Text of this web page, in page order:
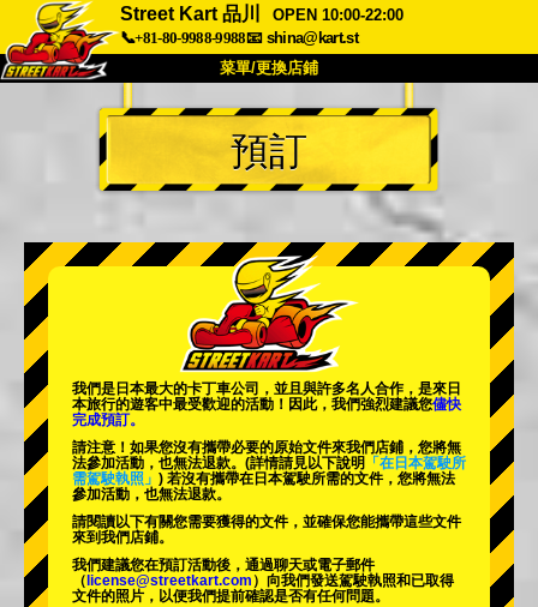
Street Kart 品川
OPEN 10:00-22:00
📞+81-80-9988-9988📧 shina@kart.st
菜單/更換店鋪
首頁
關於我們 規格 價格
常見問題
公司 預訂
更換店鋪
東京 秋葉原 #2
東京 澀谷分店 東京灣
東京 淺草 大阪
沖繩
預訂
我們是日本最大的卡丁車公司，並且與許多名人合作，是來日
本旅行的遊客中最受歡迎的活動 ！因此，我們強烈建議您儘快
完成預訂。
請注意！如果您沒有攜帶必要的原始文件來我們店鋪，您將無
法參加活動，也無法退款。 (詳情請見以下說明
「在日本駕駛所
需駕駛執照」 ) 若沒有攜帶在日本駕駛所需的文件，您將無法
參加活動，也無法退款。
請閱讀以下有關您需要獲得的文件，並確保您能攜帶這些文件
來到我們店鋪。
我們建議您在預訂活動後，通過聊天或電子郵件
（ license@streetkart.com ）向我們發送駕駛執照和已取得
文件的照片，以便我們提前確認是否有任何問題。